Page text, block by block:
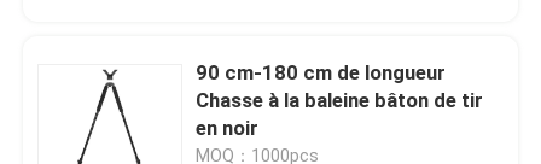
90 cm-180 cm de longueur
Chasse à la baleine bâton de tir
en noir
MOQ：1000pcs